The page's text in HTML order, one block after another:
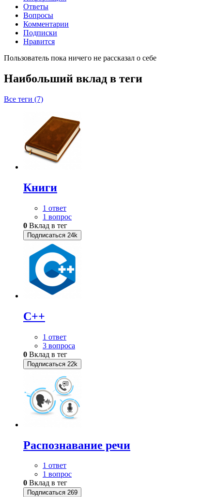
Ответы
Вопросы
Комментарии
Подписки
Нравится
Пользователь пока ничего не рассказал о себе
Наибольший вклад в теги
Все теги (7)
Книги
1 ответ
1 вопрос
0 Вклад в тег
Подписаться 24k
C++
1 ответ
3 вопроса
0 Вклад в тег
Подписаться 22k
Распознавание речи
1 ответ
1 вопрос
0 Вклад в тег
Подписаться 269